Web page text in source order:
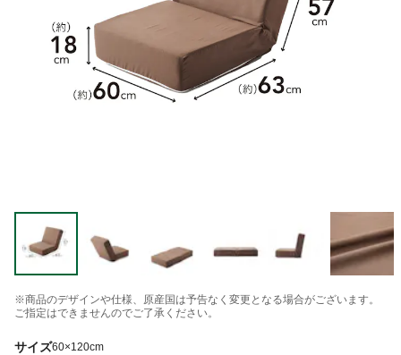
※商品のデザインや仕様、原産国は予告なく変更となる場合がございます。
ご指定はできませんのでご了承ください。
サイズ60×120cm